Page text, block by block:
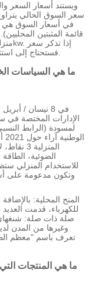
ويستند أسعار السعر
في أسعار السوق هي
4. ما هي السياسات
لمسودة (الرابط
الضوئية،
وتكون مدعومة على
المنح المحلية:
للكهرباء، قدمت
صلة ذات صلة:
وغيرها من المدن